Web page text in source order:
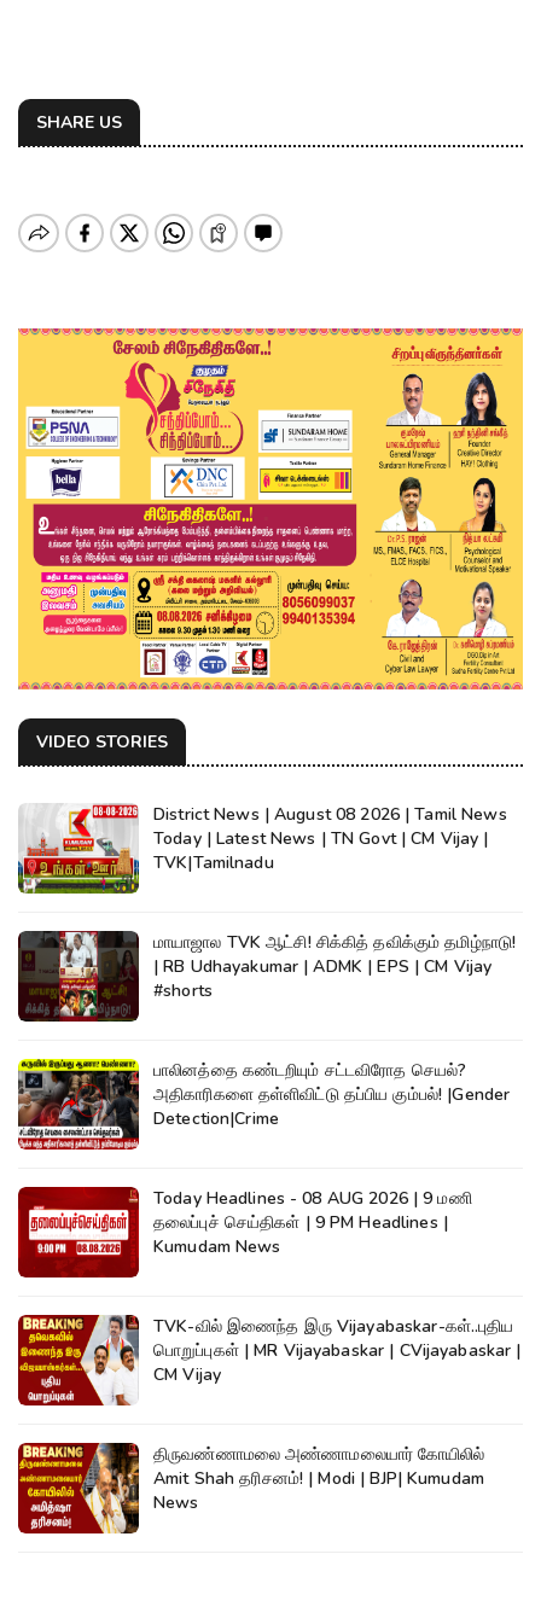
SHARE US
VIDEO STORIES
District News | August 08 2026 | Tamil News
Today | Latest News | TN Govt | CM Vijay |
TVK|Tamilnadu
மாயாஜால TVK ஆட்சி! சிக்கித் தவிக்கும் தமிழ்நாடு!
| RB Udhayakumar | ADMK | EPS | CM Vijay
#shorts
பாலினத்தை கண்டறியும் சட்டவிரோத செயல்?
அதிகாரிகளை தள்ளிவிட்டு தப்பிய கும்பல்! |Gender
Detection|Crime
Today Headlines - 08 AUG 2026 | 9 மணி
தலைப்புச் செய்திகள் | 9 PM Headlines |
Kumudam News
TVK-வில் இணைந்த இரு Vijayabaskar-கள்..புதிய
பொறுப்புகள் | MR Vijayabaskar | CVijayabaskar |
CM Vijay
திருவண்ணாமலை அண்ணாமலையார் கோயிலில்
Amit Shah தரிசனம்! | Modi | BJP| Kumudam
News